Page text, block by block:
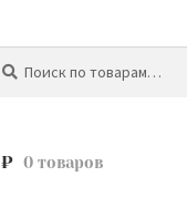
₽ 0 товаров